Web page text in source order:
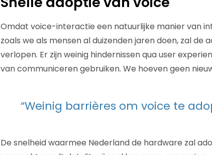
Omdat voice-interactie een natuurlijke manier van
zoals we als mensen al duizenden jaren doen, zal de
verlopen. Er zijn weinig hindernissen qua user
van communiceren gebruiken. We hoeven geen
“Weinig barrières om voice te
De snelheid waarmee Nederland de hardware zal